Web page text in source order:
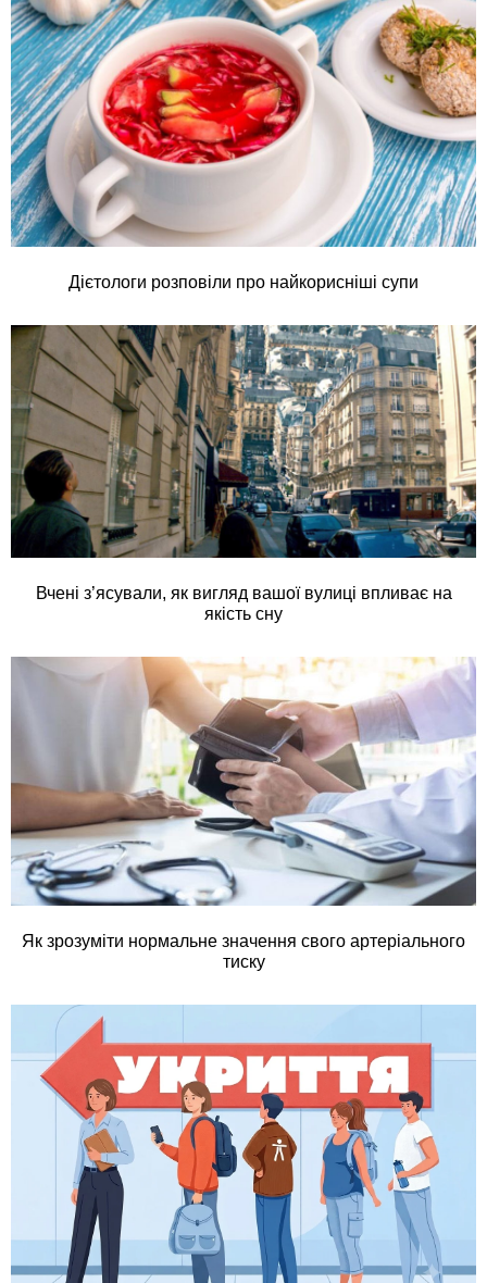
Дієтологи розповіли про найкорисніші супи
Вчені з’ясували, як вигляд вашої вулиці впливає на
якість сну
Як зрозуміти нормальне значення свого артеріального
тиску